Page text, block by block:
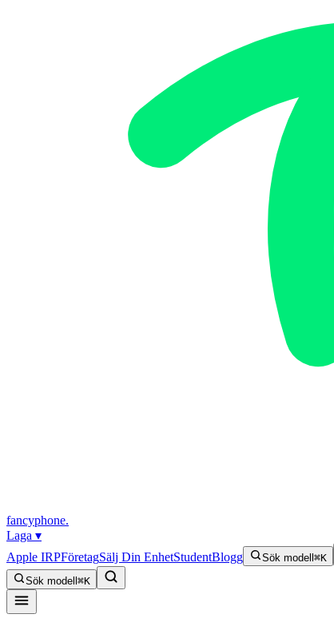
fancyphone.
Laga ▾
Apple IRPFöretagSälj Din EnhetStudentBlogg Sök modell ⌘K
Sök modell ⌘K